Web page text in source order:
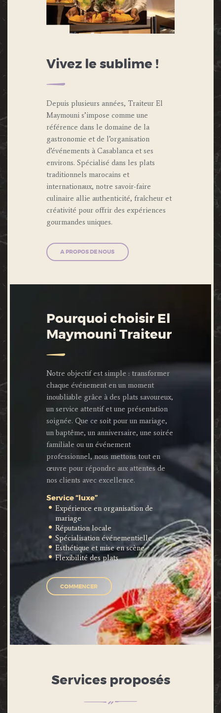
Vivez le sublime !
Depuis plusieurs années, Traiteur El
Maymouni s’impose comme une
référence dans le domaine de la
gastronomie et de l’organisation
d’événements à Casablanca et ses
environs. Spécialisé dans les plats
traditionnels marocains et
internationaux, notre savoir-faire
culinaire allie authenticité, fraîcheur et
créativité pour offrir des expériences
gourmandes uniques.
A PROPOS DE NOUS
Pourquoi choisir El
Maymouni Traiteur
Notre objectif est simple : transformer
chaque événement en un moment
inoubliable grâce à des plats savoureux,
un service attentif et une présentation
soignée. Que ce soit pour un mariage,
un baptême, un anniversaire, une soirée
familiale ou un événement
professionnel, nous mettons tout en
œuvre pour répondre aux attentes de
nos clients avec excellence.
Service “luxe”
Expérience en organisation de
mariage
Réputation locale
Spécialisation événementielle
Esthétique et mise en scène
Flexibilité des plats
COMMENCER
Services proposés